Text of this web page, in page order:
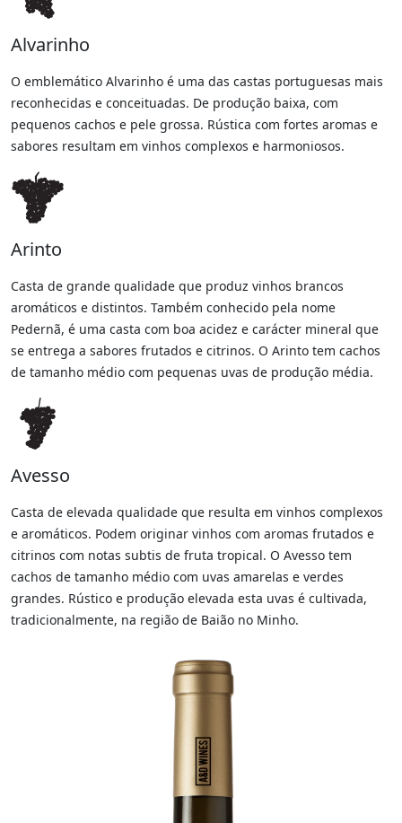
Alvarinho
O emblemático Alvarinho é uma das castas portuguesas mais
reconhecidas e conceituadas. De produção baixa, com
pequenos cachos e pele grossa. Rústica com fortes aromas e
sabores resultam em vinhos complexos e harmoniosos.
Arinto
Casta de grande qualidade que produz vinhos brancos
aromáticos e distintos. Também conhecido pela nome
Pedernã, é uma casta com boa acidez e carácter mineral que
se entrega a sabores frutados e citrinos. O Arinto tem cachos
de tamanho médio com pequenas uvas de produção média.
Avesso
Casta de elevada qualidade que resulta em vinhos complexos
e aromáticos. Podem originar vinhos com aromas frutados e
citrinos com notas subtis de fruta tropical. O Avesso tem
cachos de tamanho médio com uvas amarelas e verdes
grandes. Rústico e produção elevada esta uvas é cultivada,
tradicionalmente, na região de Baião no Minho.